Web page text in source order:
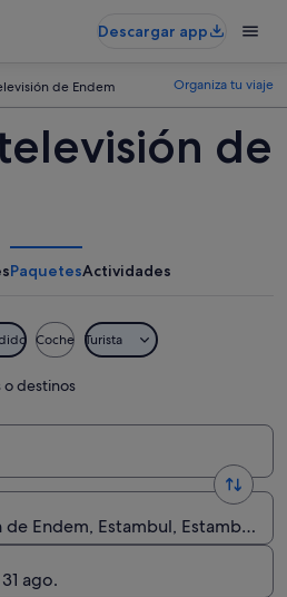
Descargar app
de Endem Organiza tu viaje
de
PaquetesActividades
Coche Turista
o destinos
Endem, Estambul, Estambul,
ago.